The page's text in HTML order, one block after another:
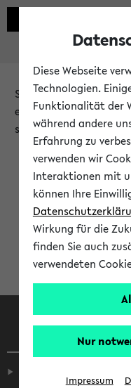
Sie möchten auf eine
erst nach einer
steht.
Bitte
Diese Webseite
Technologien.
Funktionalität der
während andere
Erfahrung zu
verwenden wir
Interaktionen mit
können Ihre
Wirkung für die
finden Sie auch
verwendeten
Nur
Impressum